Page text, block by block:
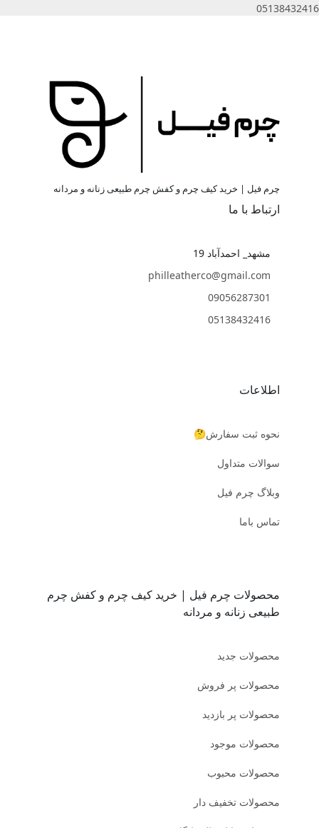
05138432416
چرم فیل | خرید کیف چرم و کفش چرم طبیعی زنانه و مردانه
ارتباط با ما
مشهد_ احمدآباد 19
philleatherco@gmail.com
09056287301
05138432416
اطلاعات
نحوه ثبت سفارش🤔
سوالات متداول
وبلاگ چرم فیل
تماس باما
محصولات چرم فیل | خرید کیف چرم و کفش چرم
طبیعی زنانه و مردانه
محصولات جدید
محصولات پر فروش
محصولات پر بازدید
محصولات موجود
محصولات محبوب
محصولات تخفیف دار